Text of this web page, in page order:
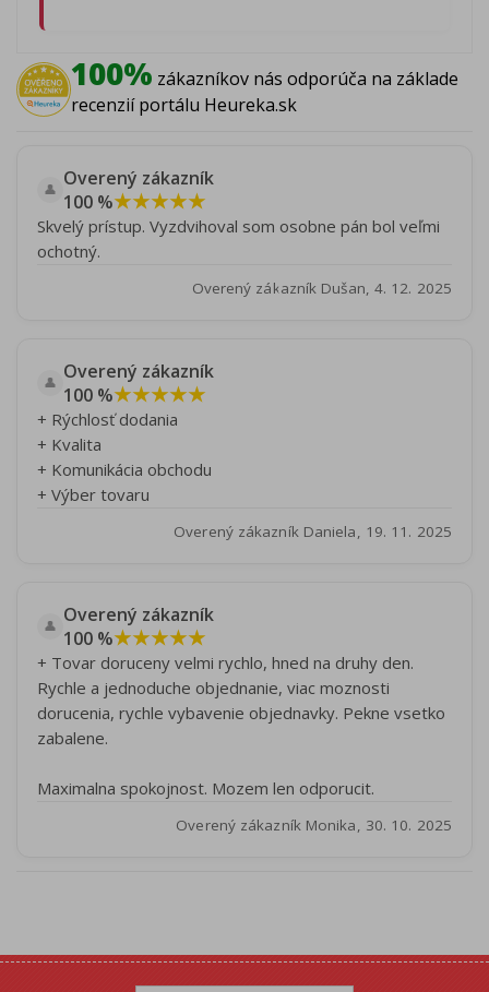
100% zákazníkov nás odporúča na základe
recenzií portálu Heureka.sk
👤 Overený zákazník
100 %★★★★★
Skvelý prístup. Vyzdvihoval som osobne pán bol veľmi
ochotný.
Overený zákazník Dušan, 4. 12. 2025
👤 Overený zákazník
100 %★★★★★
+ Rýchlosť dodania
+ Kvalita
+ Komunikácia obchodu
+ Výber tovaru
Overený zákazník Daniela, 19. 11. 2025
👤 Overený zákazník
100 %★★★★★
+ Tovar doruceny velmi rychlo, hned na druhy den.
Rychle a jednoduche objednanie, viac moznosti
dorucenia, rychle vybavenie objednavky. Pekne vsetko
zabalene.
Maximalna spokojnost. Mozem len odporucit.
Overený zákazník Monika, 30. 10. 2025